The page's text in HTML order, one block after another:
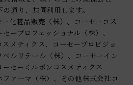
通り、共同利用します。
ー化粧品販売（株）、コーセーコス
ープロフェッショナル（株）、
スメティクス、コーセープロビジョ
ベルリテール（株）、コーセーイン
セーミルボンコスメティクス
ファーマ（株）、その他株式会社コ